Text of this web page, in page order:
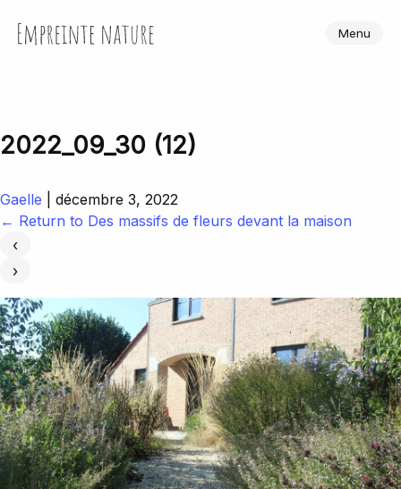
Empreinte Nature Menu
2022_09_30 (12)
Gaelle
décembre 3, 2022
← Return to Des massifs de fleurs devant la maison
‹
›